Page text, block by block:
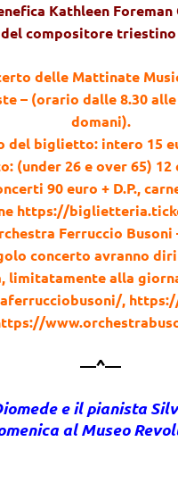
Kathleen Foreman
compositore
delle Mattinate
– (orario dalle 8.30
domani).
del biglietto: intero 15
(under 26 e over 65) 12
90 euro + D.P.,
https://
Ferruccio
concerto avranno
limitatamente alla
,
—^—
e il pianista
al Museo